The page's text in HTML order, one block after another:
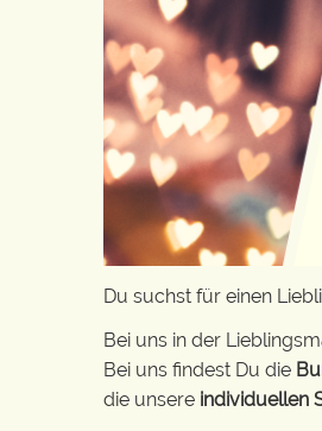
Du suchst für einen
Bei uns in der
Bei uns findest Du die
die unsere individuellen